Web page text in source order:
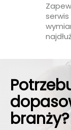
branży?